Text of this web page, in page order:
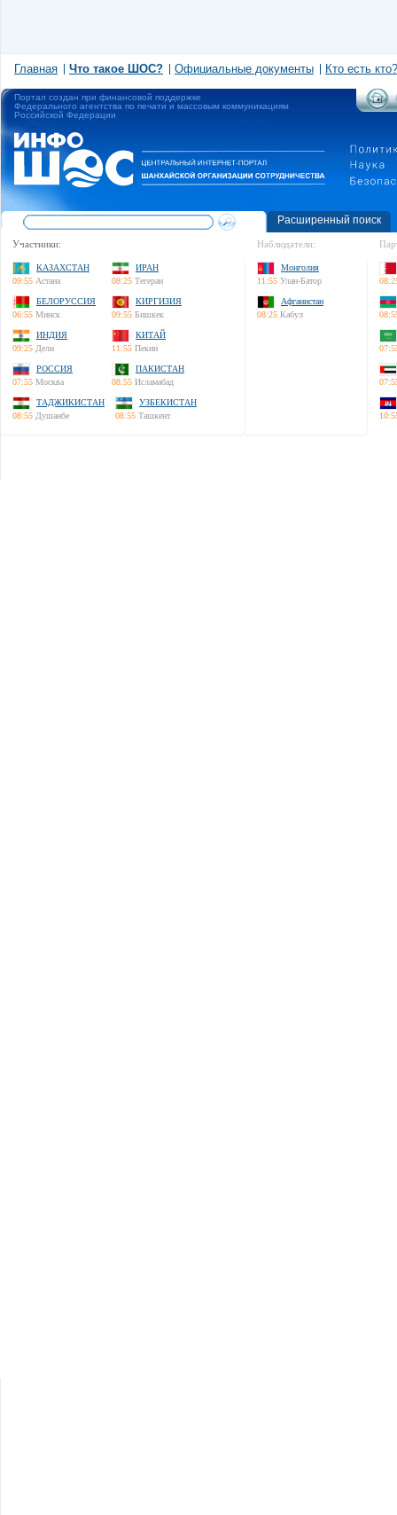
Главная Что такое ШОС? Официальные документы Кто есть кто?
Портал создан при финансовой поддержке
Федерального агентства по печати и массовым коммуникациям
Российской Федерации
Расширенный поиск
Участники:
КАЗАХСТАН
09:55 Астана
ИРАН
08:25 Тегеран
БЕЛОРУССИЯ
06:55 Минск
КИРГИЗИЯ
09:55 Бишкек
ИНДИЯ
09:25 Дели
КИТАЙ
11:55 Пекин
РОССИЯ
07:55 Москва
ПАКИСТАН
08:55 Исламабад
ТАДЖИКИСТАН
08:55 Душанбе
УЗБЕКИСТАН
08:55 Ташкент
Наблюдатели:
Монголия
11:55 Улан-Батор
Афганистан
08:25 Кабул